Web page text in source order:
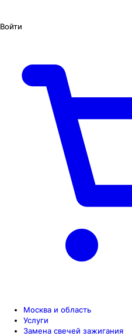
Войти
Москва и область
Услуги
Замена свечей зажигания